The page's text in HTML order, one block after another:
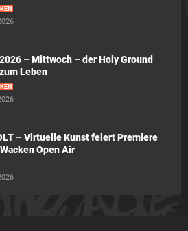
– Mittwoch – der Holy Ground
Leben
– Virtuelle Kunst feiert Premiere
Open Air